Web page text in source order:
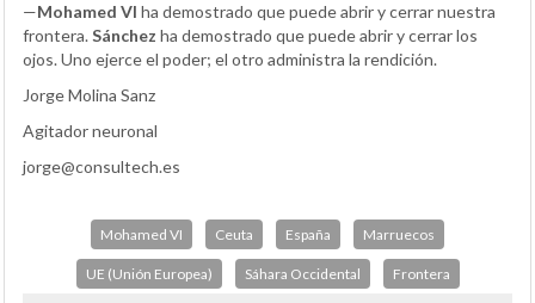
—Mohamed VI ha demostrado que puede abrir y cerrar nuestra
frontera.Sánchez ha demostrado que puede abrir y cerrar los
ojos. Uno ejerce el poder; el otro administra la rendición.
Jorge Molina Sanz
Agitador neuronal
jorge@consultech.es
Mohamed VI Ceuta España Marruecos
UE (Unión Europea) Sáhara Occidental Frontera